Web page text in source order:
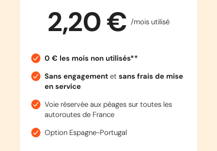
2,20 € /mois utilisé
0 € les mois non utilisés**
Sans engagementet sans frais de mise
en service
Voie réservée aux péages sur toutes les
autoroutes de France
Option Espagne-Portugal